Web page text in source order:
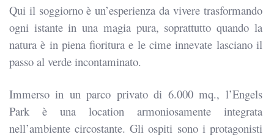
Qui il soggiorno è un’esperienza da vivere trasformando
ogni istante in una magia pura, soprattutto quando la
natura è in piena fioritura e le cime innevate lasciano il
passo al verde incontaminato.
Immerso in un parco privato di 6.000 mq., l’Engels
Park è una location armoniosamente integrata
nell’ambiente circostante. Gli ospiti sono i protagonisti